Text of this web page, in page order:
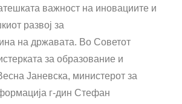
важност на иновациите и
развој за
на државата. Во Советот
за образование и
Јаневска, министерот за
г-дин Стефан